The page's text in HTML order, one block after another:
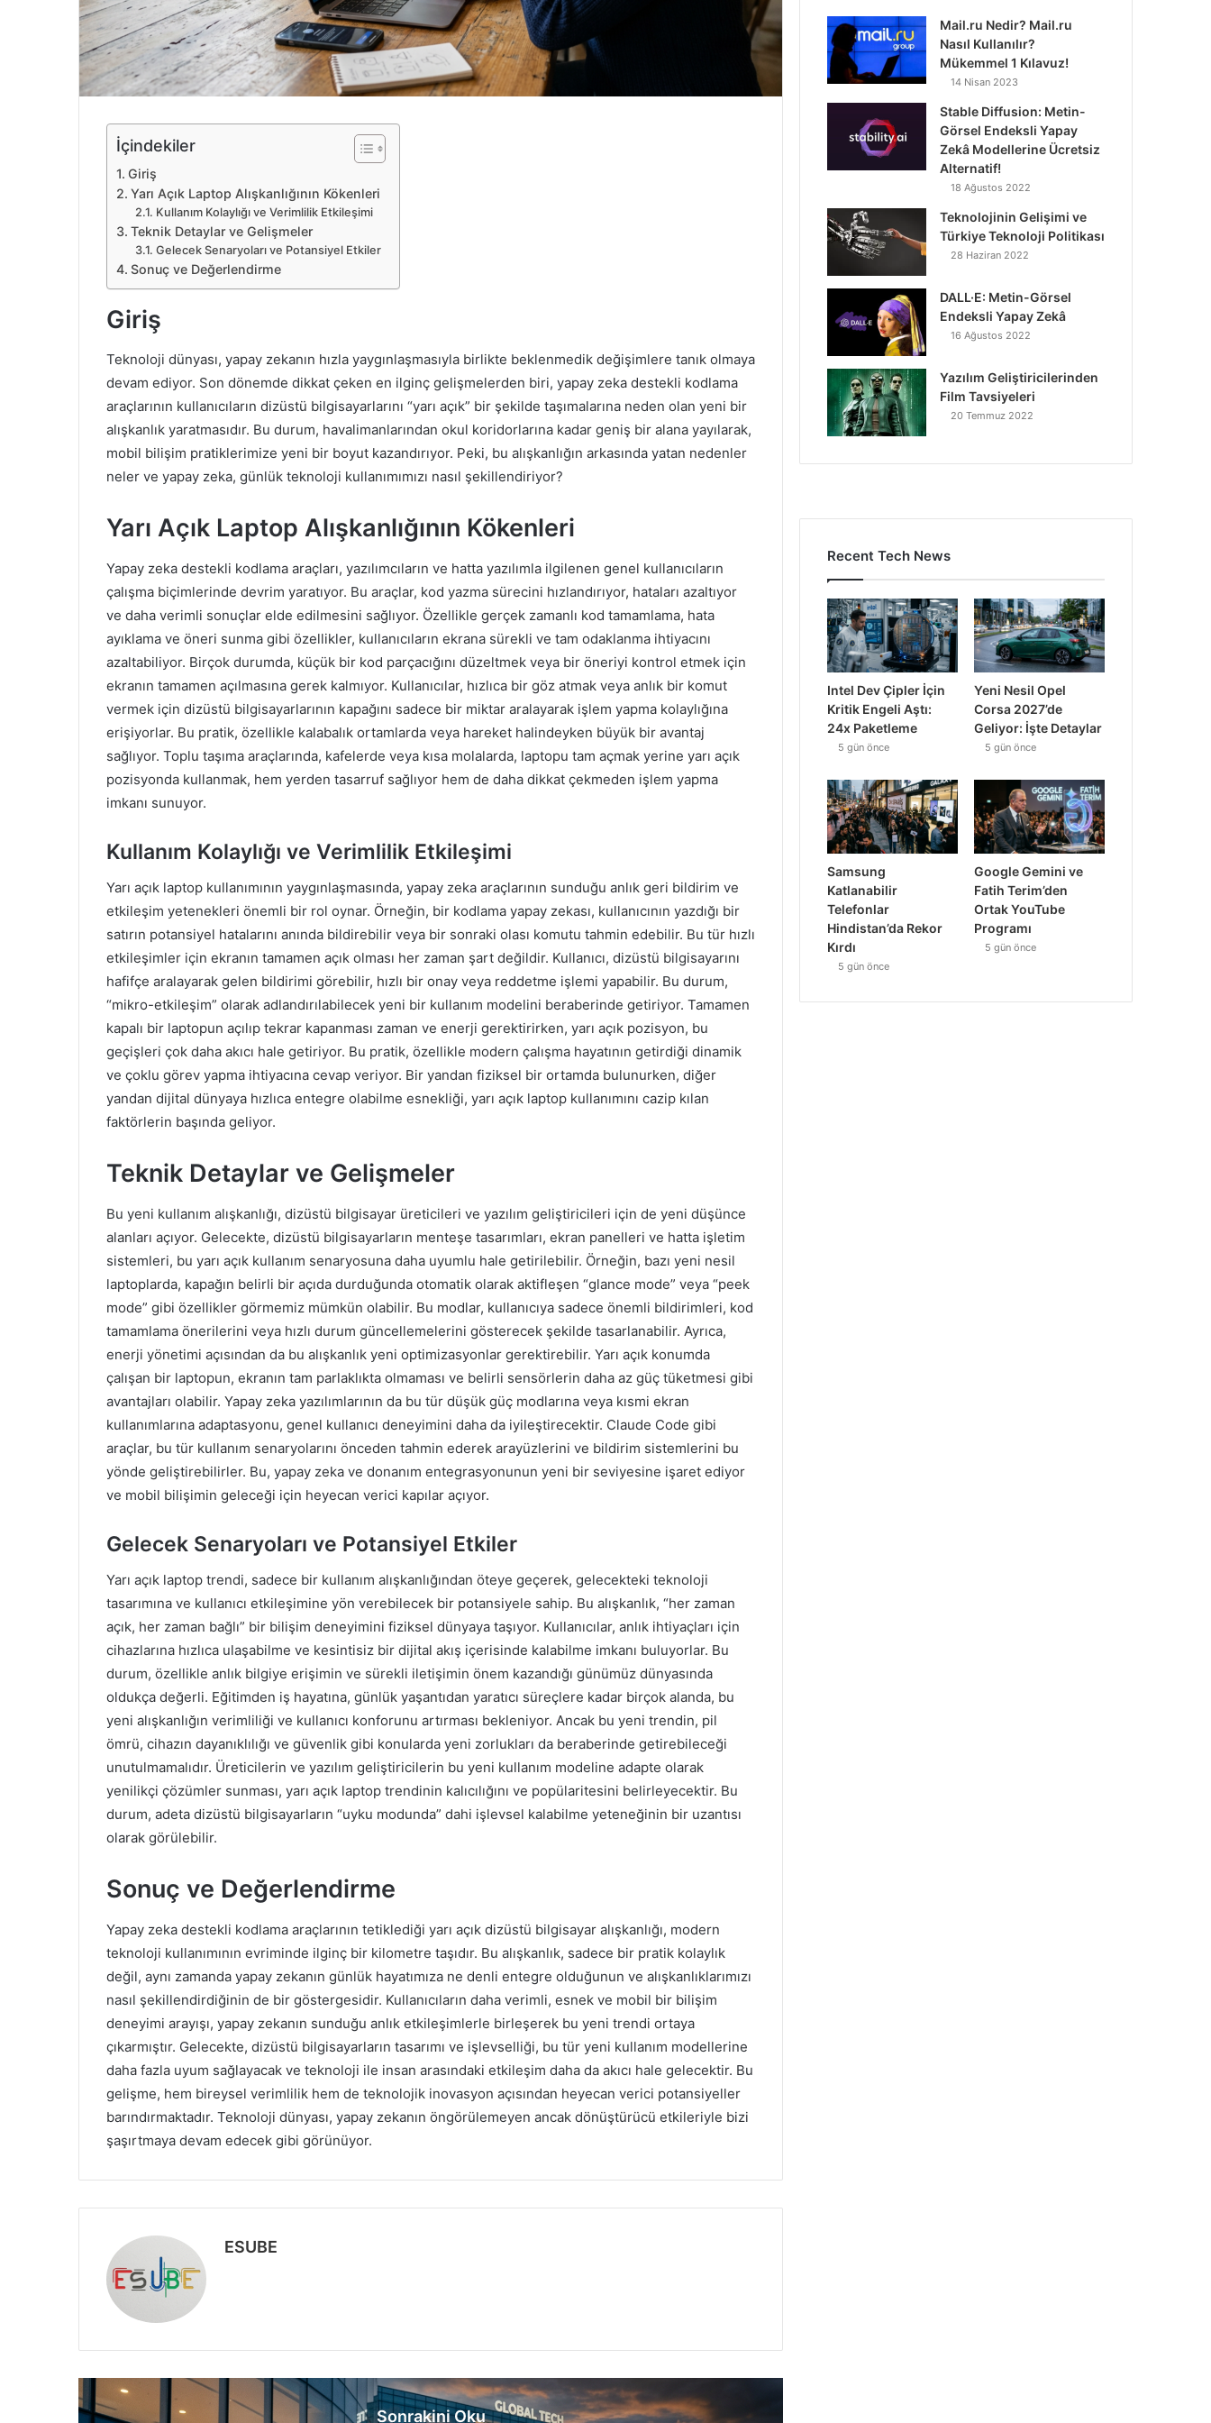
e
İçindekiler
Giriş
Yarı Açık Laptop Alışkanlığının Kökenleri
Kullanım Kolaylığı ve Verimlilik Etkileşimi
Teknik Detaylar ve Gelişmeler
Gelecek Senaryoları ve Potansiyel Etkiler
Sonuç ve Değerlendirme
Giriş
Teknoloji dünyası, yapay zekanın hızla yaygınlaşmasıyla birlikte beklenmedik değişimlere tanık olmaya
devam ediyor. Son dönemde dikkat çeken en ilginç gelişmelerden biri, yapay zeka destekli kodlama
araçlarının kullanıcıların dizüstü bilgisayarlarını “yarı açık” bir şekilde taşımalarına neden olan yeni bir
alışkanlık yaratmasıdır. Bu durum, havalimanlarından okul koridorlarına kadar geniş bir alana yayılarak,
mobil bilişim pratiklerimize yeni bir boyut kazandırıyor. Peki, bu alışkanlığın arkasında yatan nedenler
neler ve yapay zeka, günlük teknoloji kullanımımızı nasıl şekillendiriyor?
Yarı Açık Laptop Alışkanlığının Kökenleri
Yapay zeka destekli kodlama araçları, yazılımcıların ve hatta yazılımla ilgilenen genel kullanıcıların
çalışma biçimlerinde devrim yaratıyor. Bu araçlar, kod yazma sürecini hızlandırıyor, hataları azaltıyor
ve daha verimli sonuçlar elde edilmesini sağlıyor. Özellikle gerçek zamanlı kod tamamlama, hata
ayıklama ve öneri sunma gibi özellikler, kullanıcıların ekrana sürekli ve tam odaklanma ihtiyacını
azaltabiliyor. Birçok durumda, küçük bir kod parçacığını düzeltmek veya bir öneriyi kontrol etmek için
ekranın tamamen açılmasına gerek kalmıyor. Kullanıcılar, hızlıca bir göz atmak veya anlık bir komut
vermek için dizüstü bilgisayarlarının kapağını sadece bir miktar aralayarak işlem yapma kolaylığına
erişiyorlar. Bu pratik, özellikle kalabalık ortamlarda veya hareket halindeyken büyük bir avantaj
sağlıyor. Toplu taşıma araçlarında, kafelerde veya kısa molalarda, laptopu tam açmak yerine yarı açık
pozisyonda kullanmak, hem yerden tasarruf sağlıyor hem de daha dikkat çekmeden işlem yapma
imkanı sunuyor.
Kullanım Kolaylığı ve Verimlilik Etkileşimi
Yarı açık laptop kullanımının yaygınlaşmasında, yapay zeka araçlarının sunduğu anlık geri bildirim ve
etkileşim yetenekleri önemli bir rol oynar. Örneğin, bir kodlama yapay zekası, kullanıcının yazdığı bir
satırın potansiyel hatalarını anında bildirebilir veya bir sonraki olası komutu tahmin edebilir. Bu tür hızlı
etkileşimler için ekranın tamamen açık olması her zaman şart değildir. Kullanıcı, dizüstü bilgisayarını
hafifçe aralayarak gelen bildirimi görebilir, hızlı bir onay veya reddetme işlemi yapabilir. Bu durum,
“mikro-etkileşim” olarak adlandırılabilecek yeni bir kullanım modelini beraberinde getiriyor. Tamamen
kapalı bir laptopun açılıp tekrar kapanması zaman ve enerji gerektirirken, yarı açık pozisyon, bu
geçişleri çok daha akıcı hale getiriyor. Bu pratik, özellikle modern çalışma hayatının getirdiği dinamik
ve çoklu görev yapma ihtiyacına cevap veriyor. Bir yandan fiziksel bir ortamda bulunurken, diğer
yandan dijital dünyaya hızlıca entegre olabilme esnekliği, yarı açık laptop kullanımını cazip kılan
faktörlerin başında geliyor.
Teknik Detaylar ve Gelişmeler
Bu yeni kullanım alışkanlığı, dizüstü bilgisayar üreticileri ve yazılım geliştiricileri için de yeni düşünce
alanları açıyor. Gelecekte, dizüstü bilgisayarların menteşe tasarımları, ekran panelleri ve hatta işletim
sistemleri, bu yarı açık kullanım senaryosuna daha uyumlu hale getirilebilir. Örneğin, bazı yeni nesil
laptoplarda, kapağın belirli bir açıda durduğunda otomatik olarak aktifleşen “glance mode” veya “peek
mode” gibi özellikler görmemiz mümkün olabilir. Bu modlar, kullanıcıya sadece önemli bildirimleri, kod
tamamlama önerilerini veya hızlı durum güncellemelerini gösterecek şekilde tasarlanabilir. Ayrıca,
enerji yönetimi açısından da bu alışkanlık yeni optimizasyonlar gerektirebilir. Yarı açık konumda
çalışan bir laptopun, ekranın tam parlaklıkta olmaması ve belirli sensörlerin daha az güç tüketmesi gibi
avantajları olabilir. Yapay zeka yazılımlarının da bu tür düşük güç modlarına veya kısmi ekran
kullanımlarına adaptasyonu, genel kullanıcı deneyimini daha da iyileştirecektir. Claude Code gibi
araçlar, bu tür kullanım senaryolarını önceden tahmin ederek arayüzlerini ve bildirim sistemlerini bu
yönde geliştirebilirler. Bu, yapay zeka ve donanım entegrasyonunun yeni bir seviyesine işaret ediyor
ve mobil bilişimin geleceği için heyecan verici kapılar açıyor.
Gelecek Senaryoları ve Potansiyel Etkiler
Yarı açık laptop trendi, sadece bir kullanım alışkanlığından öteye geçerek, gelecekteki teknoloji
tasarımına ve kullanıcı etkileşimine yön verebilecek bir potansiyele sahip. Bu alışkanlık, “her zaman
açık, her zaman bağlı” bir bilişim deneyimini fiziksel dünyaya taşıyor. Kullanıcılar, anlık ihtiyaçları için
cihazlarına hızlıca ulaşabilme ve kesintisiz bir dijital akış içerisinde kalabilme imkanı buluyorlar. Bu
durum, özellikle anlık bilgiye erişimin ve sürekli iletişimin önem kazandığı günümüz dünyasında
oldukça değerli. Eğitimden iş hayatına, günlük yaşantıdan yaratıcı süreçlere kadar birçok alanda, bu
yeni alışkanlığın verimliliği ve kullanıcı konforunu artırması bekleniyor. Ancak bu yeni trendin, pil
ömrü, cihazın dayanıklılığı ve güvenlik gibi konularda yeni zorlukları da beraberinde getirebileceği
unutulmamalıdır. Üreticilerin ve yazılım geliştiricilerin bu yeni kullanım modeline adapte olarak
yenilikçi çözümler sunması, yarı açık laptop trendinin kalıcılığını ve popülaritesini belirleyecektir. Bu
durum, adeta dizüstü bilgisayarların “uyku modunda” dahi işlevsel kalabilme yeteneğinin bir uzantısı
olarak görülebilir.
Sonuç ve Değerlendirme
Yapay zeka destekli kodlama araçlarının tetiklediği yarı açık dizüstü bilgisayar alışkanlığı, modern
teknoloji kullanımının evriminde ilginç bir kilometre taşıdır. Bu alışkanlık, sadece bir pratik kolaylık
değil, aynı zamanda yapay zekanın günlük hayatımıza ne denli entegre olduğunun ve alışkanlıklarımızı
nasıl şekillendirdiğinin de bir göstergesidir. Kullanıcıların daha verimli, esnek ve mobil bir bilişim
deneyimi arayışı, yapay zekanın sunduğu anlık etkileşimlerle birleşerek bu yeni trendi ortaya
çıkarmıştır. Gelecekte, dizüstü bilgisayarların tasarımı ve işlevselliği, bu tür yeni kullanım modellerine
daha fazla uyum sağlayacak ve teknoloji ile insan arasındaki etkileşim daha da akıcı hale gelecektir. Bu
gelişme, hem bireysel verimlilik hem de teknolojik inovasyon açısından heyecan verici potansiyeller
barındırmaktadır. Teknoloji dünyası, yapay zekanın öngörülemeyen ancak dönüştürücü etkileriyle bizi
şaşırtmaya devam edecek gibi görünüyor.
ESUBE
e
Sonrakini Oku
Mail.ru Nedir? Mail.ru
Nasıl Kullanılır?
Mükemmel 1 Kılavuz!
14 Nisan 2023
Stable Diffusion: Metin-
Görsel Endeksli Yapay
Zekâ Modellerine Ücretsiz
Alternatif!
18 Ağustos 2022
Teknolojinin Gelişimi ve
Türkiye Teknoloji Politikası
28 Haziran 2022
DALL·E: Metin-Görsel
Endeksli Yapay Zekâ
16 Ağustos 2022
Yazılım Geliştiricilerinden
Film Tavsiyeleri
20 Temmuz 2022
Recent Tech News
Intel Dev Çipler İçin
Kritik Engeli Aştı:
24x Paketleme
5 gün önce
Yeni Nesil Opel
Corsa 2027’de
Geliyor: İşte Detaylar
5 gün önce
Samsung
Katlanabilir
Telefonlar
Hindistan’da Rekor
Kırdı
5 gün önce
Google Gemini ve
Fatih Terim’den
Ortak YouTube
Programı
5 gün önce